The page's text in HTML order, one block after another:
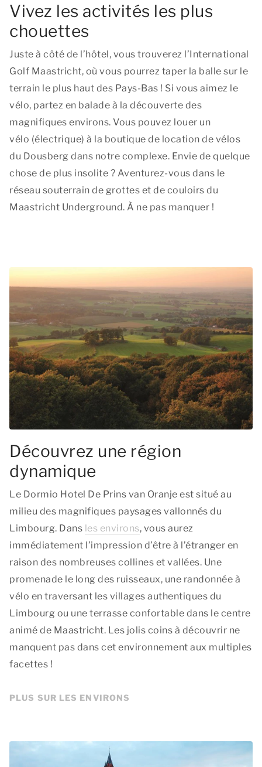
Vivez les activités les plus
chouettes
Juste à côté de l’hôtel, vous trouverez l’International
Golf Maastricht, où vous pourrez taper la balle sur le
terrain le plus haut des Pays-Bas ! Si vous aimez le
vélo, partez en balade à la découverte des
magnifiques environs. Vous pouvez louer un
vélo (électrique) à la boutique de location de vélos
du Dousberg dans notre complexe. Envie de quelque
chose de plus insolite ? Aventurez-vous dans le
réseau souterrain de grottes et de couloirs du
Maastricht Underground. À ne pas manquer !
Découvrez une région
dynamique
Le Dormio Hotel De Prins van Oranje est situé au
milieu des magnifiques paysages vallonnés du
Limbourg. Dans les environs, vous aurez
immédiatement l’impression d’être à l’étranger en
raison des nombreuses collines et vallées. Une
promenade le long des ruisseaux, une randonnée à
vélo en traversant les villages authentiques du
Limbourg ou une terrasse confortable dans le centre
animé de Maastricht. Les jolis coins à découvrir ne
manquent pas dans cet environnement aux multiples
facettes !
PLUS SUR LES ENVIRONS